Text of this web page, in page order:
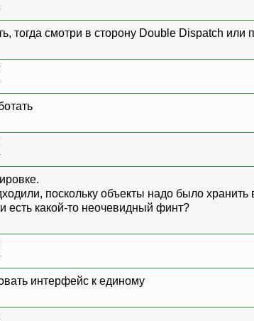
смотри в сторону Double Dispatch или
поскольку объекты надо было
какой-то неочевидный финт?
интерфейс к единому